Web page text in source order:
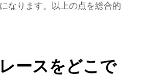
なります。以上の点を総合的
ースをどこで